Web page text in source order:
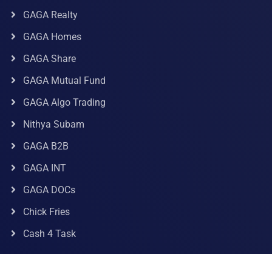
GAGA Realty
GAGA Homes
GAGA Share
GAGA Mutual Fund
GAGA Algo Trading
Nithya Subam
GAGA B2B
GAGA INT
GAGA DOCs
Chick Fries
Cash 4 Task